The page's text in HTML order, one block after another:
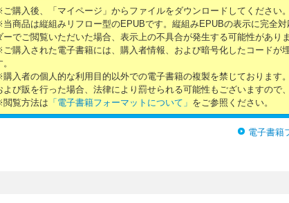
購入後、「マイページ」からファイルをダウンロードしてください。
商品は縦組みリフロー型のEPUBです。縦組みEPUBの表示に完全対
ーでご閲覧いただいた場合、表示上の不具合が発生する可能性がありま
購入された電子書籍には、購入者情報、および暗号化したコードが
入者の個人的な利用目的以外での電子書籍の複製を禁じております
よび販を行った場合、法律により罰せられる可能性もございますので
覧方法は 「電子書籍フォーマットについて」 をご参照ください。
電子書籍